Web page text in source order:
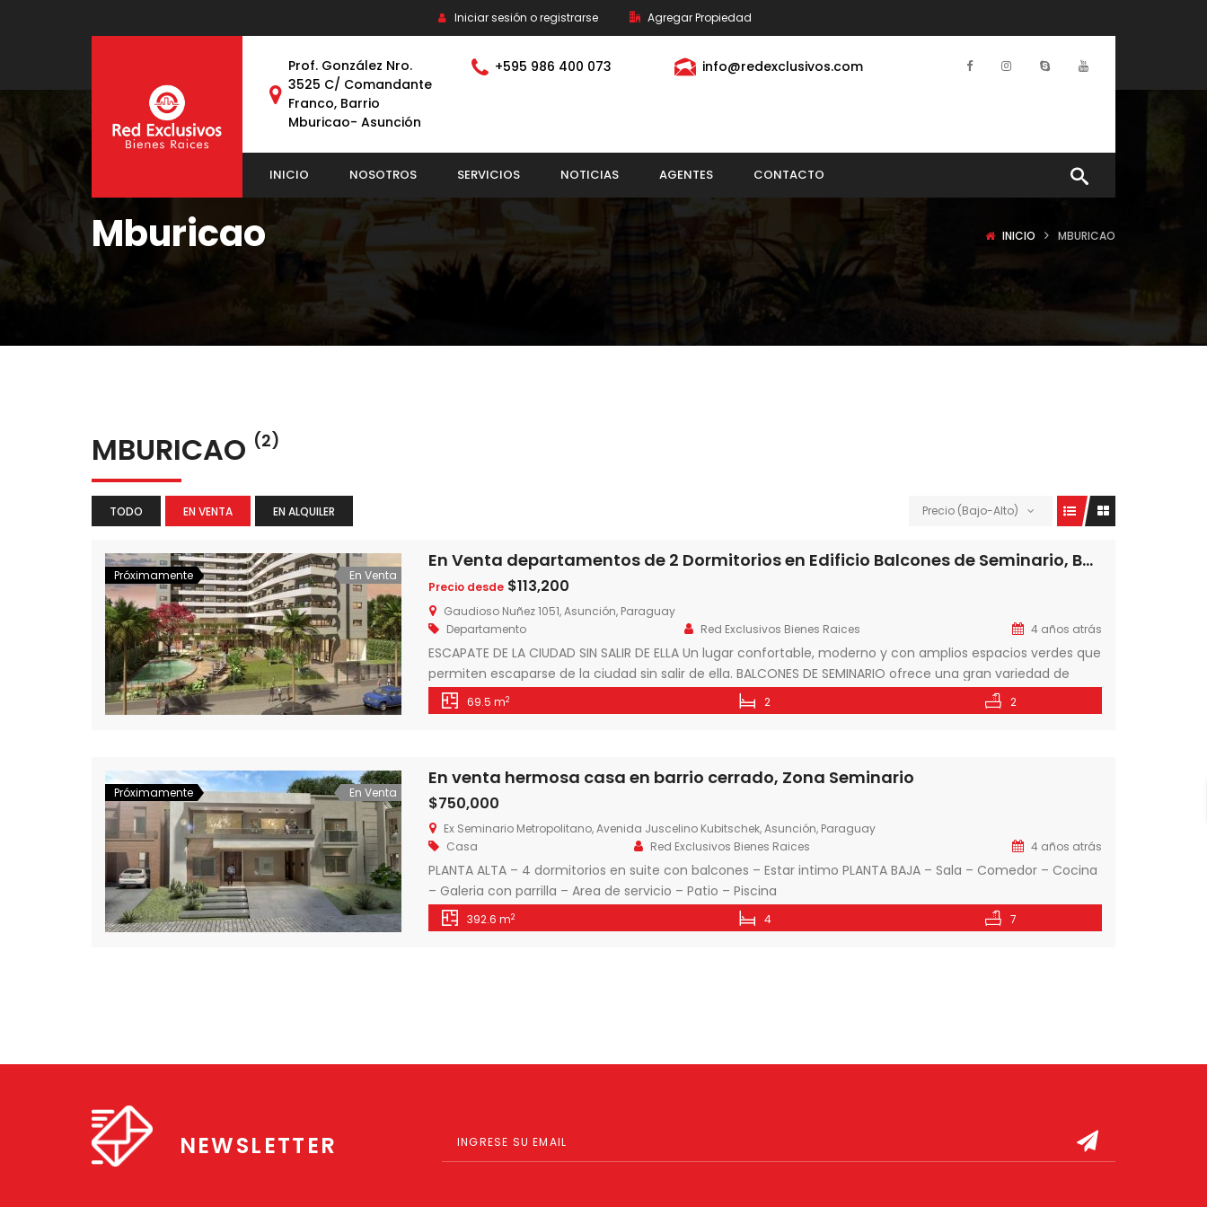
Iniciar sesión o registrarse Agregar Propiedad
Prof. González Nro.
3525 C/ Comandante
Franco, Barrio
Mburicao- Asunción
+595 986 400 073 info@redexclusivos.com
INICIO NOSOTROS SERVICIOS NOTICIAS AGENTES CONTACTO
Mburicao INICIO MBURICAO
MBURICAO (2)
TODO EN VENTA EN ALQUILER Precio (Bajo-Alto)
Próximamente En Venta
En Venta departamentos de 2 Dormitorios en Edificio Balcones de Seminario, Barrio Mburicao, Asunción-Paraguay
Precio desde $113,200
Gaudioso Nuñez 1051, Asunción, Paraguay
Departamento
Red Exclusivos Bienes Raices 4 años atrás
ESCAPATE DE LA CIUDAD SIN SALIR DE ELLA Un lugar confortable, moderno y con amplios espacios verdes que
permiten escaparse de la ciudad sin salir de ella. BALCONES DE SEMINARIO ofrece una gran variedad de
amenidades para disfrutar en familia y jardines para integrar la vida al aire libre. Con una ubicación
insuperable y conectividad […]
69.5 m2 2 2
Próximamente En Venta
En venta hermosa casa en barrio cerrado, Zona Seminario
$750,000
Ex Seminario Metropolitano, Avenida Juscelino Kubitschek, Asunción, Paraguay
Casa
Red Exclusivos Bienes Raices 4 años atrás
PLANTA ALTA – 4 dormitorios en suite con balcones – Estar intimo PLANTA BAJA – Sala – Comedor – Cocina
– Galeria con parrilla – Area de servicio – Patio – Piscina
392.6 m2 4 7
NEWSLETTER